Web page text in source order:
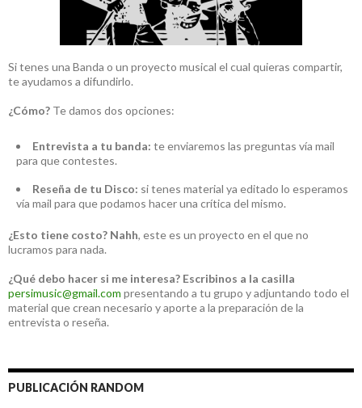
Si tenes una Banda o un proyecto musical el cual quieras compartir,
te ayudamos a difundirlo.
¿Cómo? Te damos dos opciones:
Entrevista a tu banda: te enviaremos las preguntas vía mail
para que contestes.
Reseña de tu Disco: si tenes material ya editado lo esperamos
vía mail para que podamos hacer una crítica del mismo.
¿Esto tiene costo? Nahh, este es un proyecto en el que no
lucramos para nada.
¿Qué debo hacer si me interesa? Escribinos a la casilla
persimusic@gmail.com presentando a tu grupo y adjuntando todo el
material que crean necesario y aporte a la preparación de la
entrevista o reseña.
PUBLICACIÓN RANDOM